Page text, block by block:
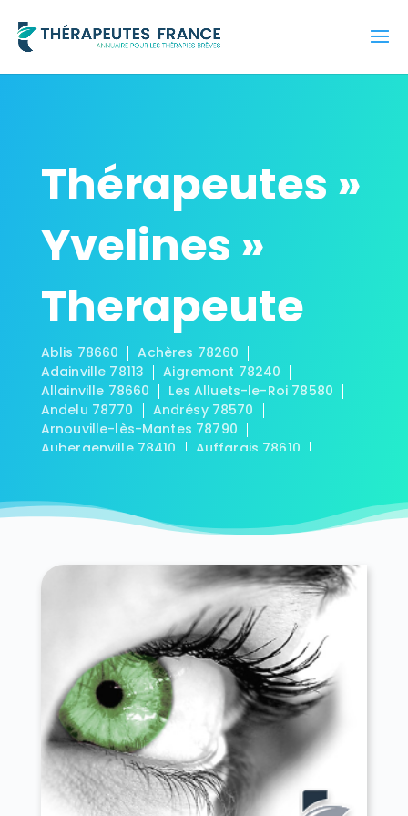
Thérapeutes »
Yvelines »
Therapeute
Ablis 78660
Achères 78260
Adainville 78113
Aigremont 78240
Allainville 78660
Les Alluets-le-Roi 78580
Andelu 78770
Andrésy 78570
Arnouville-lès-Mantes 78790
Aubergenville 78410
Auffargis 78610
Autouillet 78770
Bazainville 78550
Bazemont 78580
Béhoust 78910
Bennecourt 78270
Beynes 78650
Blaru 78270
Boinville-en-Mantois 78930
Boinville-le-Gaillard 78660
Boinvilliers 78200
Bois-d'Arcy 78390
Boissets 78910
La Boissière-École 78125
Boissy-Mauvoisin 78200
Boissy-sans-Avoir 78490
Bonnelles 78830
Bonnières-sur-Seine 78270
Bouafle 78410
Bougival 78380
Bourdonné 78113
Breuil-Bois-Robert 78930
Bréval 78980
Les Bréviaires 78610
Brueil-en-Vexin 78440
Buc 78530
Buchelay 78200
Bullion 78830
Carrières-sous-Poissy 78955